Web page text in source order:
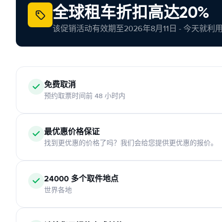
全球租车折扣高达20%
该促销活动有效期至2026年8月11日 - 今天就利用
免费取消
预约取票时间前 48 小时内
最优惠价格保证
找到更优惠的价格了吗？我们会给您提供更优惠的报价。
24000 多个取件地点
世界各地